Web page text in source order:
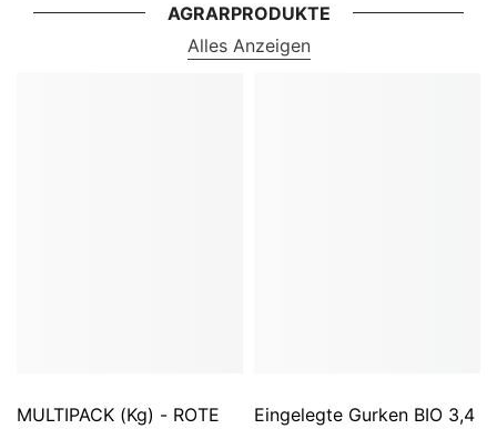
AGRARPRODUKTE
Alles Anzeigen
MULTIPACK (kg) - ROTE
Eingelegte Gurken BIO 3,4